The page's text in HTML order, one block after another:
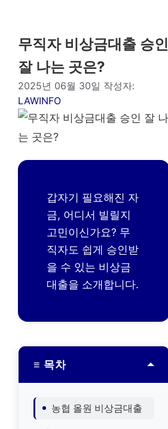
무직자 비상금대출 승인
잘 나는 곳은?
2025년 06월 30일 작성자:
LAWINFO
갑자기 필요해진 자
금, 어디서 빌릴지
고민이신가요? 무
직자도 쉽게 승인받
을 수 있는 비상금
대출을 소개합니다.
≡ 목차
농협 올원 비상금대출